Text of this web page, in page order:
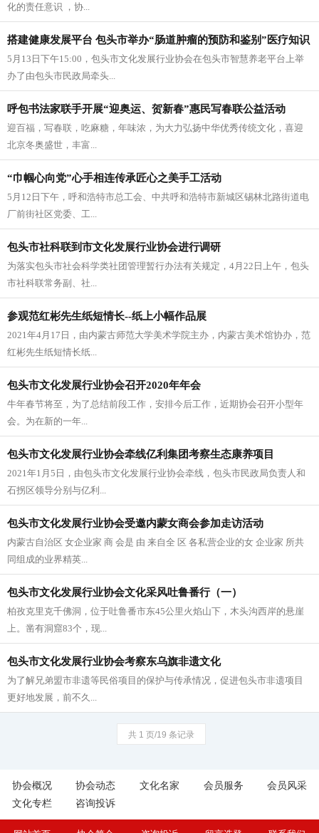
化的责任意识 ，协...
搭建健康发展平台 包头市举办“肠道肿瘤的预防和鉴别”医疗知识
专题
5月13日下午15:00，包头市文化发展行业协会在包头市智慧养老平台上举
办了由包头市民政局牵头...
呼包书法家联手开展“迎奥运、贺新春”惠民写春联公益活动
迎百福，写春联，吃麻糖，年味浓，为大力弘扬中华优秀传统文化，喜迎
北京冬奥盛世，丰富...
“巾帼心向党”心手相连传承匠心之美手工活动
5月12日下午，呼和浩特市总工会、中共呼和浩特市新城区锡林北路街道电
厂前街社区党委、工...
包头市社科联到市文化发展行业协会进行调研
为落实包头市社会科学类社团管理暂行办法有关规定，4月22日上午，包头
市社科联常务副、社...
参观范红彬先生纸短情长--纸上小幅作品展
​2021年4月17日，由内蒙古师范大学美术学院主办，内蒙古美术馆协办，范
红彬先生纸短情长纸...
包头市文化发展行业协会召开2020年年会
​牛年春节将至，为了总结前段工作，安排今后工作，近期协会召开小型年
会。为在新的一年...
包头市文化发展行业协会牵线亿利集团考察生态康养项目
2021年1月5日，由包头市文化发展行业协会牵线，包头市民政局负责人和
石拐区领导分别与亿利...
包头市文化发展行业协会受邀内蒙女商会参加走访活动
内蒙古自治区 女企业家 商 会是 由 来自全 区 各私营企业的女 企业家 所共
同组成的业界精英...
包头市文化发展行业协会文化采风吐鲁番行（一）
柏孜克里克千佛洞，位于吐鲁番市东45公里火焰山下，木头沟西岸的悬崖
上。凿有洞窟83个，现...
包头市文化发展行业协会考察东乌旗非遗文化
为了解兄弟盟市非遗等民俗项目的保护与传承情况，促进包头市非遗项目
更好地发展，前不久...
共 1 页/19 条记录
协会概况 协会动态 文化名家 会员服务
会员风采
文化专栏
咨询投诉